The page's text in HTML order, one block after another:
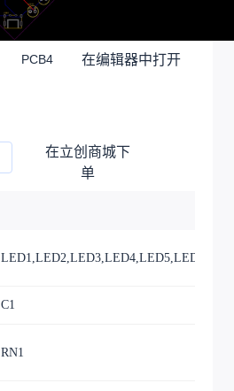
PCB4 在编辑器中打开
在立创商城下
单
C1
RN1